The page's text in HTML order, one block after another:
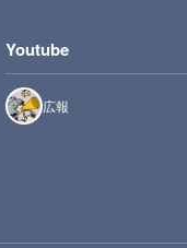
Youtube
広報